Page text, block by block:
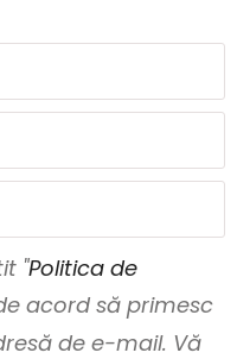
"Politica de
acord să primesc
de e-mail. Vă